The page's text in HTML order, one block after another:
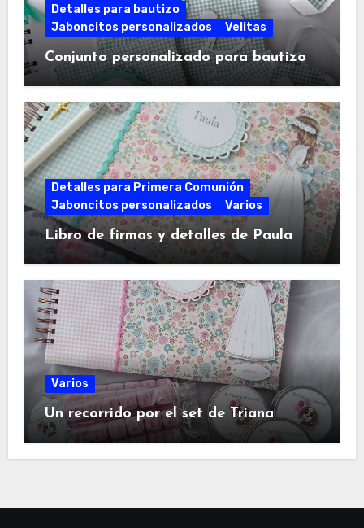
Detalles para bautizo
Jaboncitos personalizados
Velitas
Conjunto personalizado para bautizo
Detalles para Primera Comunión
Jaboncitos personalizados
Varios
Libro de firmas y detalles de Paula
Varios
Un recorrido por el set de Triana